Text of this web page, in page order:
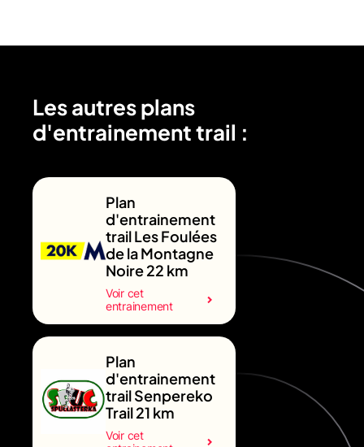
Les autres plans
d'entrainement trail :
Plan
d'entrainement
trail Les Foulées
de la Montagne
Noire 22 km
Voir cet
entrainement
Plan
d'entrainement
trail Senpereko
Trail 21 km
Voir cet